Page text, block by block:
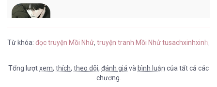
Từ khóa: đọc truyện Mồi Nhử, truyện tranh Mồi Nhử tusachxinhxinh
Tổng lượtxem, thích, theo dõi, đánh giávà bình luận của tất cả các
chương.